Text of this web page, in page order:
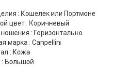
: Кошелек или Портмоне
цвет : Коричневый
: Горизонтально
марка : Canpellini
: Кожа
: Большой